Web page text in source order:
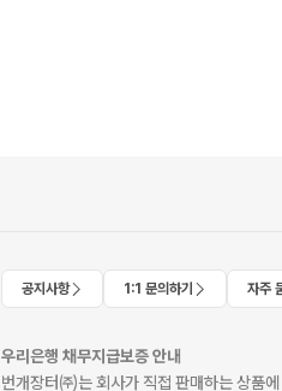
공지사항 1:1 문의하기 자주
우리은행 채무지급보증 안내
번개장터㈜는 회사가 직접 판매하는 상품